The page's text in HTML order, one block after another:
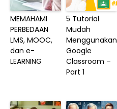
MEMAHAMI
PERBEDAAN
LMS, MOOC,
dan e-
LEARNING
5 Tutorial
Mudah
Menggunakan
Google
Classroom –
Part 1